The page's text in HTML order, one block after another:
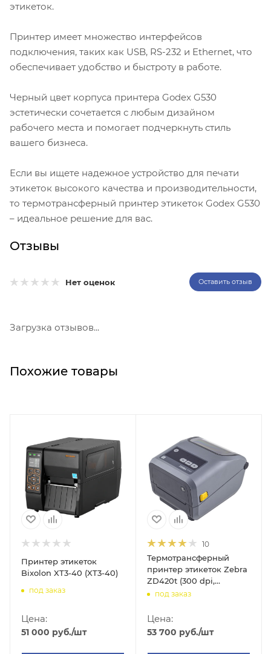
этикеток.
Принтер имеет множество интерфейсов
подключения, таких как USB, RS-232 и Ethernet, что
обеспечивает удобство и быстроту в работе.
Черный цвет корпуса принтера Godex G530
эстетически сочетается с любым дизайном
рабочего места и помогает подчеркнуть стиль
вашего бизнеса.
Если вы ищете надежное устройство для печати
этикеток высокого качества и производительности,
то термотрансферный принтер этикеток Godex G530
– идеальное решение для вас.
Отзывы
Нет оценок Оставить отзыв
Загрузка отзывов...
Похожие товары
Принтер этикеток
Bixolon XT3-40 (XT3-40)
под заказ
Цена:
51 000 руб./шт
10
Термотрансферный
принтер этикеток Zebra
ZD420t (300 dpi,
USB/USB
арт. ZD42043-T0EE00EZ)
под заказ
Цена:
53 700 руб./шт